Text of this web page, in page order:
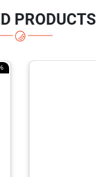
PRODUCTS